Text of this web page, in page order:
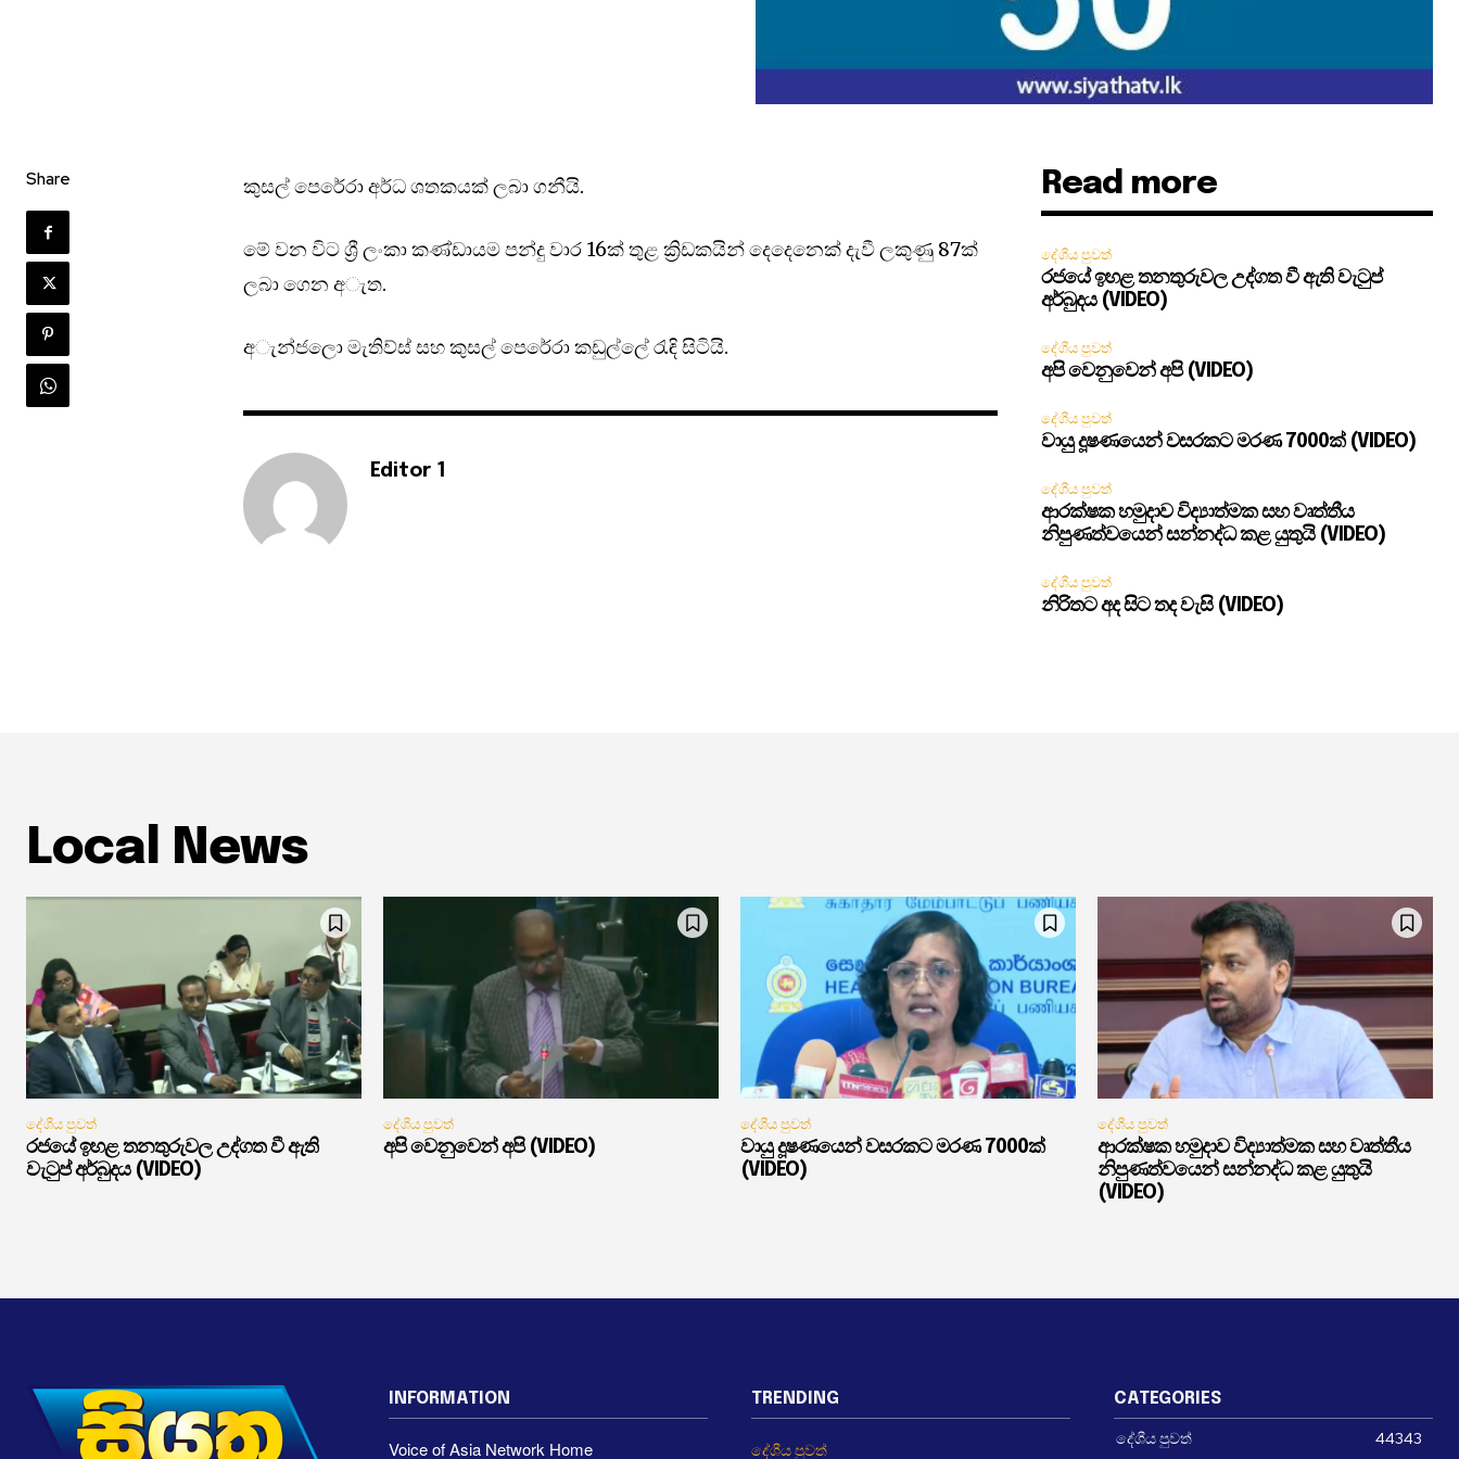
Share කුසල් පෙරේරා අර්ධ ශතකයක් ලබා ගනීයි.
මේ වන විට ශ්‍රී ලංකා කණ්ඩායම පන්දු වාර 16ක් තුළ ක්‍රිඩකයින් දෙදෙනෙක් දැවී ලකුණු 87ක්
ලබා ගෙන අැත.
අැන්ජලො මැතිව්ස් සහ කුසල් පෙරේරා කඩුල්ලේ රැඳි සිටියි.
Editor 1
Read more
දේශීය පුවත්
රජයේ ඉහළ තනතුරුවල උද්ගත වී ඇති වැටුප්
අර්බුදය (VIDEO)
දේශීය පුවත්
අපි වෙනුවෙන් අපි (VIDEO)
දේශීය පුවත්
වායු දූෂණයෙන් වසරකට මරණ 7000ක් (VIDEO)
දේශීය පුවත්
ආරක්ෂක හමුදාව විද්‍යාත්මක සහ වෘත්තීය
නිපුණත්වයෙන් සන්නද්ධ කළ යුතුයි (VIDEO)
දේශීය පුවත්
නිරිතට අද සිට තද වැසි (VIDEO)
Local News
දේශීය පුවත්
රජයේ ඉහළ තනතුරුවල උද්ගත වී ඇති
වැටුප් අර්බුදය (VIDEO)
දේශීය පුවත්
අපි වෙනුවෙන් අපි (VIDEO)
දේශීය පුවත්
වායු දූෂණයෙන් වසරකට මරණ 7000ක්
(VIDEO)
දේශීය පුවත්
ආරක්ෂක හමුදාව විද්‍යාත්මක සහ වෘත්තීය
නිපුණත්වයෙන් සන්නද්ධ කළ යුතුයි
(VIDEO)
INFORMATION
Voice of Asia Network Home
TRENDING
දේශීය පුවත්
CATEGORIES
දේශීය පුවත් 44343